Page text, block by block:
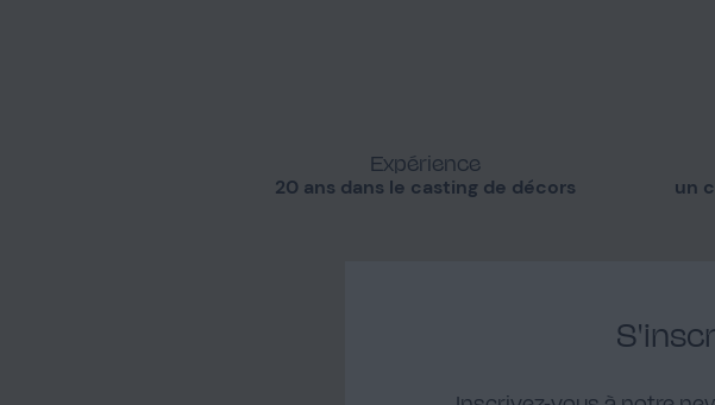
Expérience
20 ans dans le casting de décors un